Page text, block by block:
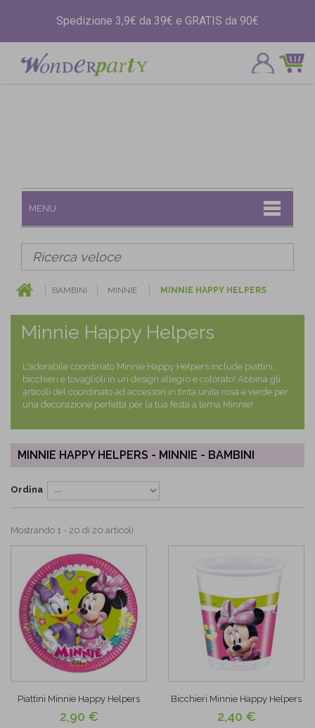
Spedizione 3,9€ da 39€ e GRATIS da 90€
MENU
BAMBINI MINNIE MINNIE HAPPY HELPERS
Minnie Happy Helpers
L'adorabile coordinato Minnie Happy Helpers include piattini,
bicchieri e tovaglioli in un design allegro e colorato! Abbina gli
articoli del coordinato ad accessori in tinta unita rosa e verde per
una decorazione perfetta per la tua festa a tema Minnie!
MINNIE HAPPY HELPERS - MINNIE - BAMBINI
Ordina
Mostrando 1 - 20 di 20 articoli
Piattini Minnie Happy Helpers
2,90 €
Bicchieri Minnie Happy Helpers
2,40 €